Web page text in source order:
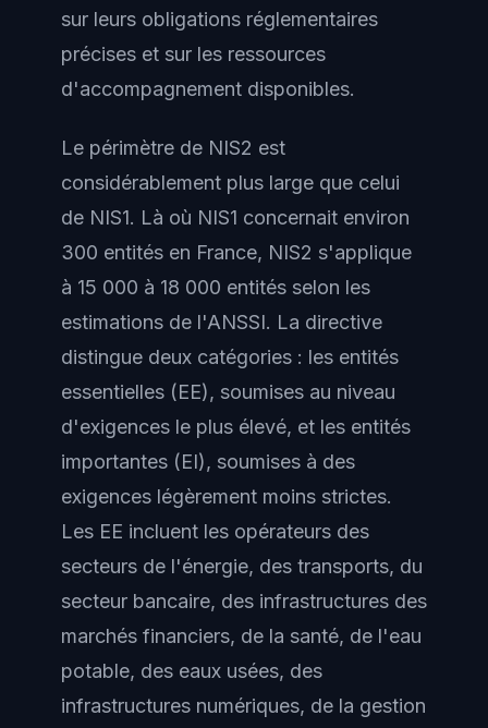
sur leurs obligations réglementaires
précises et sur les ressources
d'accompagnement disponibles.
Le périmètre de NIS2 est
considérablement plus large que celui
de NIS1. Là où NIS1 concernait environ
300 entités en France, NIS2 s'applique
à 15 000 à 18 000 entités selon les
estimations de l'ANSSI. La directive
distingue deux catégories : les entités
essentielles (EE), soumises au niveau
d'exigences le plus élevé, et les entités
importantes (EI), soumises à des
exigences légèrement moins strictes.
Les EE incluent les opérateurs des
secteurs de l'énergie, des transports, du
secteur bancaire, des infrastructures des
marchés financiers, de la santé, de l'eau
potable, des eaux usées, des
infrastructures numériques, de la gestion